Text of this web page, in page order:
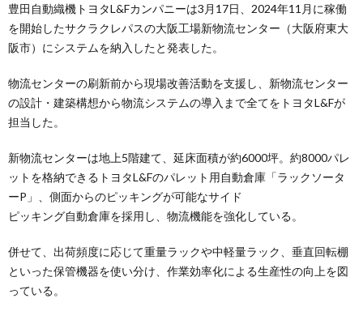
豊田自動織機トヨタL&Fカンパニーは3月17日、2024年11月に稼働
を開始したサクラクレパスの大阪工場新物流センター（大阪府東大
阪市）にシステムを納入したと発表した。
物流センターの刷新前から現場改善活動を支援し、新物流センター
の設計・建築構想から物流システムの導入まで全てをトヨタL&Fが
担当した。
新物流センターは地上5階建て、延床面積が約6000坪。約8000パレ
ットを格納できるトヨタL&Fのパレット用自動倉庫「ラックソータ
ーP」、側面からのピッキングが可能なサイド
ピッキング自動倉庫を採用し、物流機能を強化している。
併せて、出荷頻度に応じて重量ラックや中軽量ラック、垂直回転棚
といった保管機器を使い分け、作業効率化による生産性の向上を図
っている。